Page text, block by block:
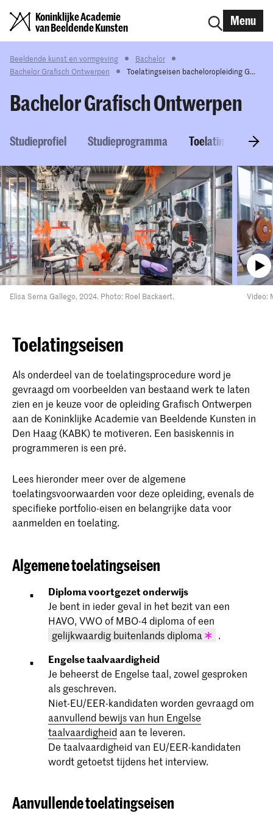
Koninklijke Academie
van Beeldende Kunsten
Menu
Beeldende kunst en vormgeving
Bachelor
Bachelor Grafisch Ontwerpen
Toelatingseisen bacheloropleiding G...
Bachelor Grafisch Ontwerpen
Studieprofiel Studieprogramma Toelatingseisen
Elisa Serna Gallego, 2024. Photo: Roel Backaert. Video:
Toelatingseisen
Als onderdeel van de toelatingsprocedure word je
gevraagd om voorbeelden van bestaand werk te laten
zien en je keuze voor de opleiding Grafisch Ontwerpen
aan de Koninklijke Academie van Beeldende Kunsten in
Den Haag (KABK) te motiveren. Een basiskennis in
programmeren is een pré.
Lees hieronder meer over de algemene
toelatingsvoorwaarden voor deze opleiding, evenals de
specifieke portfolio-eisen en belangrijke data voor
aanmelden en toelating.
Algemene toelatingseisen
Diploma voortgezet onderwijs
Je bent in ieder geval in het bezit van een
HAVO, VWO of MBO-4 diploma of een
gelijkwaardig buitenlands diploma
Bekijk de Nederlandse waardering van
buitenlandse diploma’s op deNuffic-
website.
.
Engelse taalvaardigheid
Je beheerst de Engelse taal, zowel gesproken
als geschreven.
Niet-EU/EER-kandidaten worden gevraagd om
aanvullend bewijs van hun Engelse
taalvaardigheid aan te leveren.
De taalvaardigheid van EU/EER-kandidaten
wordt getoetst tijdens het interview.
Aanvullende toelatingseisen